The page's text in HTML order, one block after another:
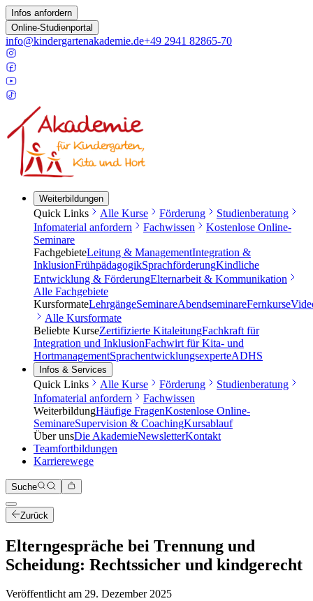
Infos anfordern
Online-Studienportal
info@kindergartenakademie.de+49 2941 82865-70
Weiterbildungen
Quick Links Alle Kurse Förderung
Studienberatung
Infomaterial anfordern
Fachwissen
Kostenlose Online-
Seminare
FachgebieteLeitung & ManagementIntegration &
InklusionFrühpädagogikSprachförderungKindliche
Entwicklung & FörderungElternarbeit & Kommunikation
Alle Fachgebiete
KursformateLehrgängeSeminareAbendseminareFernkurse
Alle Kursformate
Beliebte KurseZertifizierte KitaleitungFachkraft für
Integration und InklusionFachwirt für Kita- und
HortmanagementSprachentwicklungsexperteADHS
Infos & Services
Quick Links Alle Kurse Förderung
Studienberatung
Infomaterial anfordern
Fachwissen
WeiterbildungHäufige FragenKostenlose Online-
SeminareSupervision & CoachingKursablauf
Über unsDie AkademieNewsletterKontakt
Teamfortbildungen
Karrierewege
Suche
Zurück
Elterngespräche bei Trennung und
Scheidung: Rechtssicher und kindgerecht
Veröffentlicht am 29. Dezember 2025